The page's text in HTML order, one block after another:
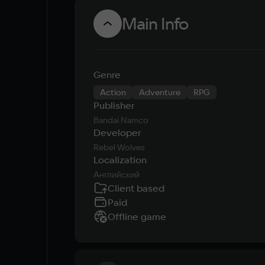
Main Info
Genre
Action Adventure RPG
Publisher
Bandai Namco
Developer
Rebel Wolves
Localization
Английский
Client based
Paid
Offline game